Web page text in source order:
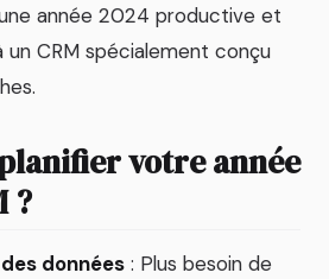
année 2024 productive et
un CRM spécialement conçu
votre année
?
données : Plus besoin de